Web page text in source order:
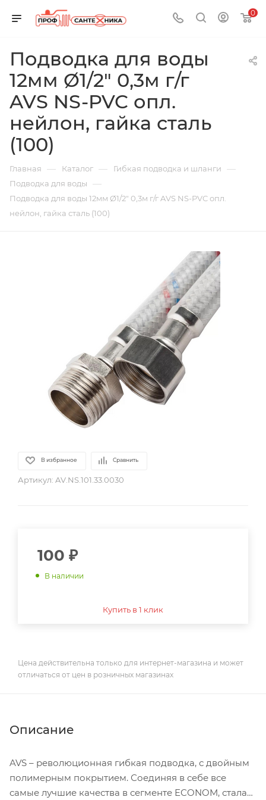
0
Подводка для воды
12мм Ø1/2" 0,3м г/г
AVS NS-PVC опл.
нейлон, гайка сталь
(100)
Главная — Каталог — Гибкая подводка и шланги —
Подводка для воды —
Подводка для воды 12мм Ø1/2" 0,3м г/г AVS NS-PVC опл.
нейлон, гайка сталь (100)
В избранное Сравнить
Артикул: AV.NS.101.33.0030
100 ₽
В наличии
Купить в 1 клик
Цена действительна только для интернет-магазина и может
отличаться от цен в розничных магазинах
Описание
AVS – революционная гибкая подводка, с двойным
полимерным покрытием. Соединяя в себе все
самые лучшие качества в сегменте ECONOM, стала